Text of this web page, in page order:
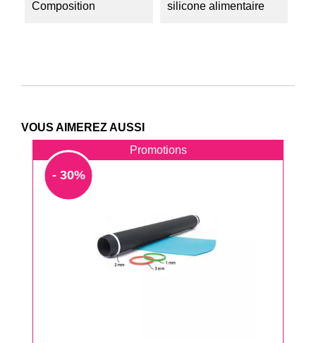
Composition silicone alimentaire
VOUS AIMEREZ AUSSI
Promotions
- 30%